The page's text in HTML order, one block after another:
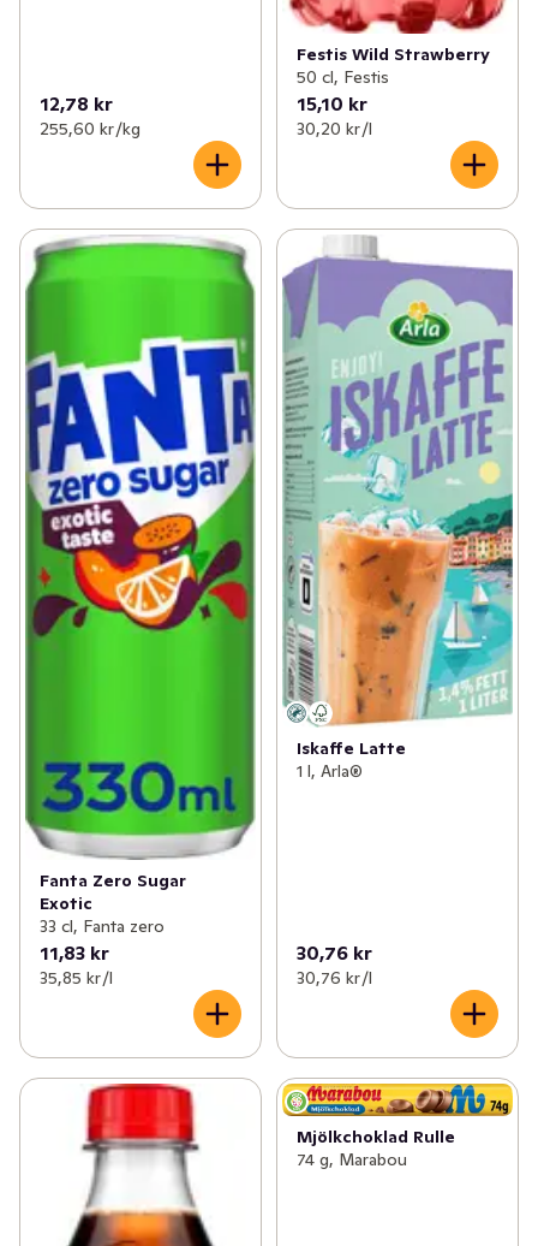
12,78 kr
255,60 kr /kg
Festis Wild Strawberry
50 cl, Festis
15,10 kr
30,20 kr /l
Fanta Zero Sugar
Exotic
33 cl, Fanta zero
11,83 kr
35,85 kr /l
Iskaffe Latte
1 l, Arla®
30,76 kr
30,76 kr /l
Mjölkchoklad Rulle
74 g, Marabou